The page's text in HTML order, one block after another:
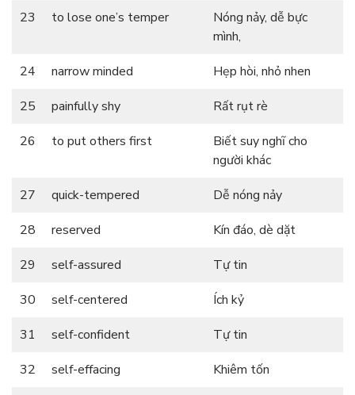
23
to lose one’s temper
Nóng nảy, dễ bực
mình,
24
narrow minded
Hẹp hòi, nhỏ nhen
25
painfully shy
Rất rụt rè
26
to put others first
Biết suy nghĩ cho
người khác
27
quick-tempered
Dễ nóng nảy
28
reserved
Kín đáo, dè dặt
29
self-assured
Tự tin
30
self-centered
Ích kỷ
31
self-confident
Tự tin
32
self-effacing
Khiêm tốn